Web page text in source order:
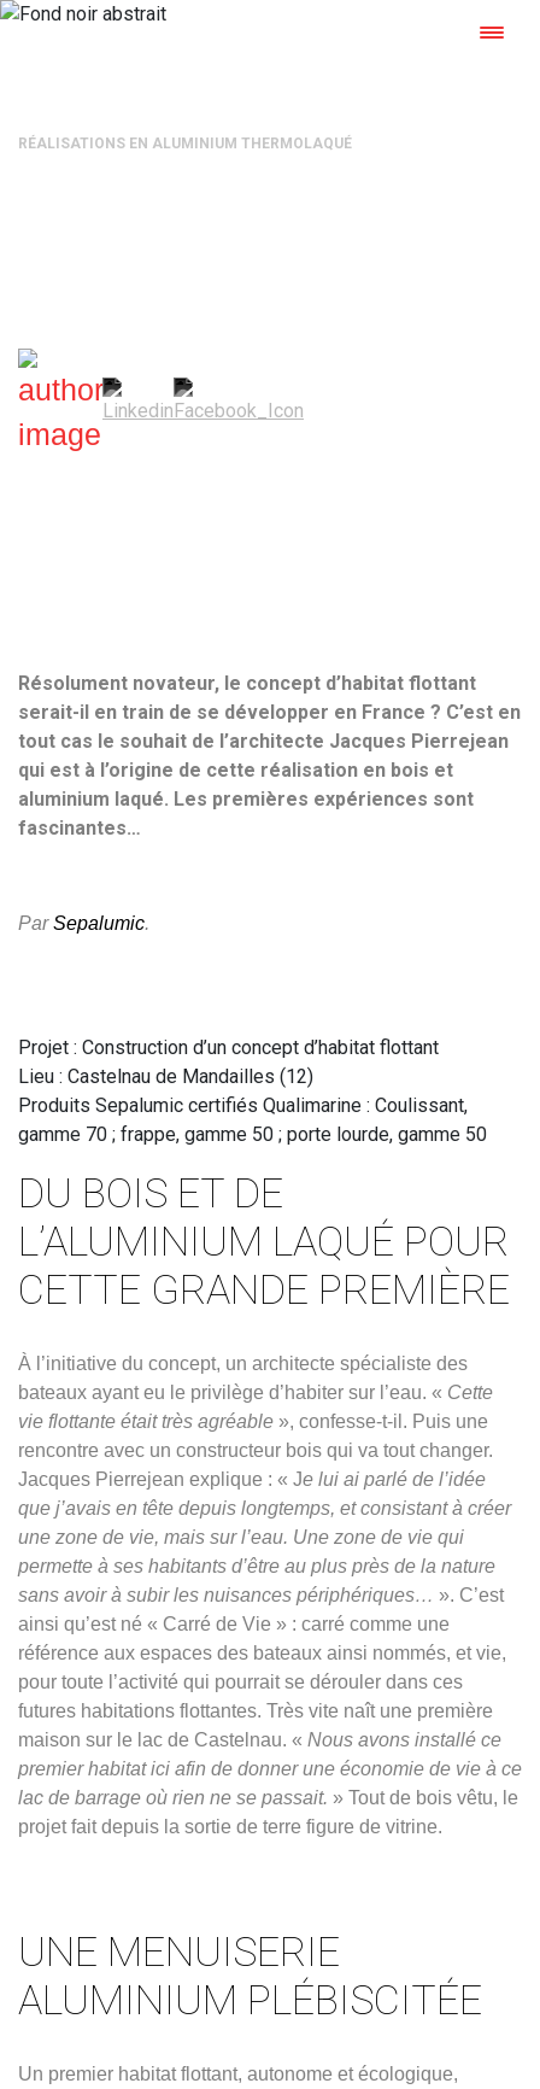
RÉALISATIONS EN ALUMINIUM THERMOLAQUÉ
Résolument novateur, le concept d’habitat flottant
serait-il en train de se développer en France ? C’est en
tout cas le souhait de l’architecte Jacques Pierrejean
qui est à l’origine de cette réalisation en bois et
aluminium laqué. Les premières expériences sont
fascinantes…
ParSepalumic.
Projet : Construction d’un concept d’habitat flottant
Lieu : Castelnau de Mandailles (12)
Produits Sepalumic certifiés Qualimarine : Coulissant,
gamme 70 ; frappe, gamme 50 ; porte lourde, gamme 50
DU BOIS ET DE
L’ALUMINIUM LAQUÉ POUR
CETTE GRANDE PREMIÈRE
À l’initiative du concept, un architecte spécialiste des
bateaux ayant eu le privilège d’habiter sur l’eau. « Cette
vie flottante était très agréable », confesse-t-il. Puis une
rencontre avec un constructeur bois qui va tout changer.
Jacques Pierrejean explique : « Je lui ai parlé de l’idée
que j’avais en tête depuis longtemps, et consistant à créer
une zone de vie, mais sur l’eau. Une zone de vie qui
permette à ses habitants d’être au plus près de la nature
sans avoir à subir les nuisances périphériques… ». C’est
ainsi qu’est né « Carré de Vie » : carré comme une
référence aux espaces des bateaux ainsi nommés, et vie,
pour toute l’activité qui pourrait se dérouler dans ces
futures habitations flottantes. Très vite naît une première
maison sur le lac de Castelnau. « Nous avons installé ce
premier habitat ici afin de donner une économie de vie à ce
lac de barrage où rien ne se passait. » Tout de bois vêtu, le
projet fait depuis la sortie de terre figure de vitrine.
UNE MENUISERIE
ALUMINIUM PLÉBISCITÉE
Un premier habitat flottant, autonome et écologique,